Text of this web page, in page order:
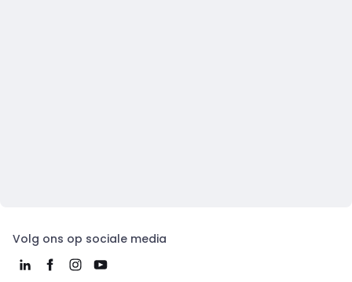
Volg ons op sociale media